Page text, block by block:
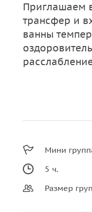
Приглашаем
трансфер и
ванны
Мини
5 ч.
Размер